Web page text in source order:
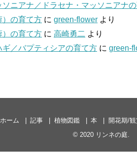
ニアナ／ドラセナ・マッソニアナ
）の育て方 に green-flower より
）の育て方 に 高崎勇二 より
ギ／バプティシアの育て方 に green-
ホーム 記事 植物図鑑 本
開花期/
© 2020 リンネの庭.